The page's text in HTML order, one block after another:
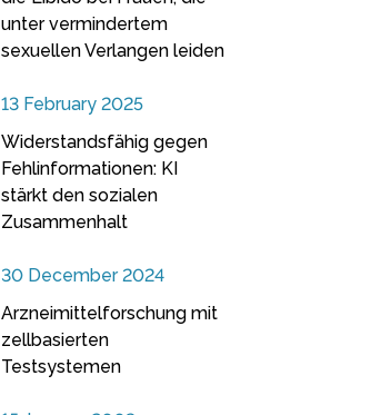
unter vermindertem
sexuellen Verlangen leiden
13 February 2025
Widerstandsfähig gegen
Fehlinformationen: KI
stärkt den sozialen
Zusammenhalt
30 December 2024
Arzneimittelforschung mit
zellbasierten
Testsystemen